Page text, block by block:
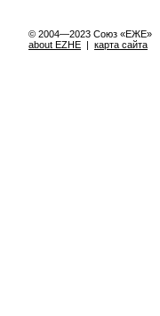
© 2004—2023 Союз «ЕЖЕ»
about EZHE | карта сайта